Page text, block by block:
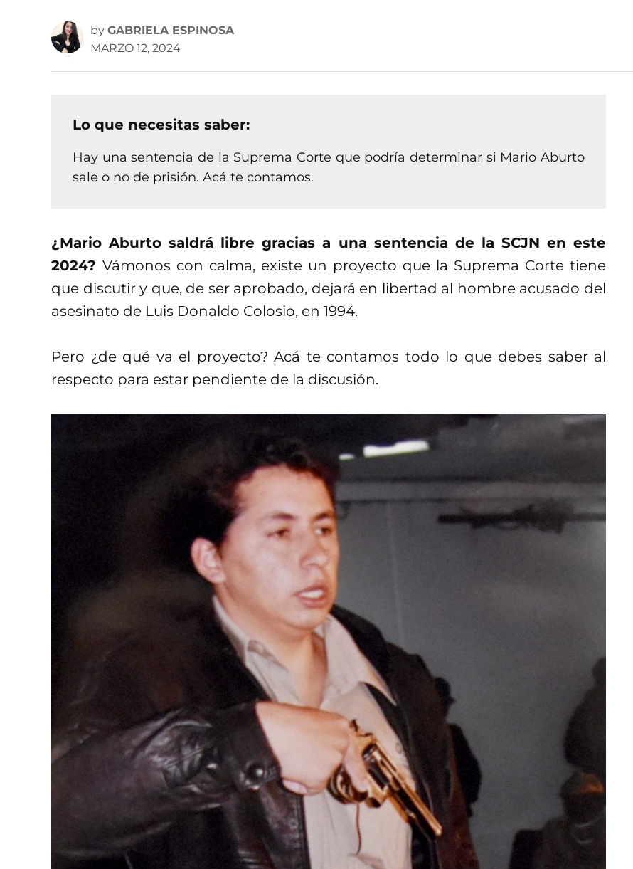
by GABRIELA ESPINOSA
MARZO 12, 2024
Lo que necesitas saber:
Hay una sentencia de la Suprema Corte que podría determinar si Mario Aburto
sale o no de prisión. Acá te contamos.
¿Mario Aburto saldrá libre gracias a una sentencia de la SCJN en este
2024? Vámonos con calma, existe un proyecto que la Suprema Corte tiene
que discutir y que, de ser aprobado, dejará en libertad al hombre acusado del
asesinato de Luis Donaldo Colosio, en 1994.
Pero ¿de qué va el proyecto? Acá te contamos todo lo que debes saber al
respecto para estar pendiente de la discusión.